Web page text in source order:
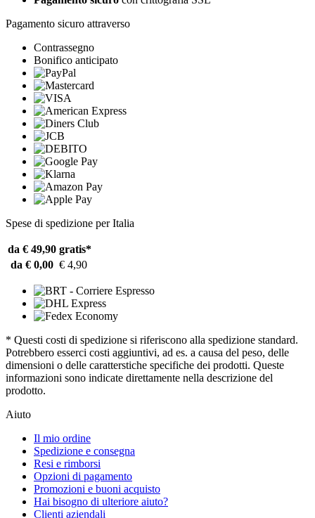
Pagamento sicuro attraverso
Contrassegno
Bonifico anticipato
Spese di spedizione per Italia
da € 49,90 gratis*
da € 0,00 € 4,90
* Questi costi di spedizione si riferiscono alla spedizione standard.
Potrebbero esserci costi aggiuntivi, ad es. a causa del peso, delle
dimensioni o delle caratterstiche specifiche dei prodotti. Queste
informazioni sono indicate direttamente nella descrizione del
prodotto.
Aiuto
Il mio ordine
Spedizione e consegna
Resi e rimborsi
Opzioni di pagamento
Promozioni e buoni acquisto
Hai bisogno di ulteriore aiuto?
Clienti aziendali